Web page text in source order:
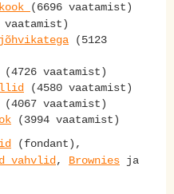
(6696 vaatamist)
vaatamist)
(5123
(4726 vaatamist)
(4580 vaatamist)
(4067 vaatamist)
(3994 vaatamist)
(fondant),
vahvlid , Brownies ja